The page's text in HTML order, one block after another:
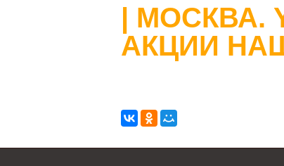
| МОСКВА.
АКЦИИ